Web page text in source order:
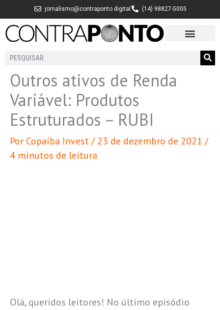
para
jornalismo@contraponto.digital (14) 98827-5005
Pesquisar
Outros ativos de Renda
Variável: Produtos
Estruturados – RUBI
Por Copaíba Invest/23 de dezembro de 2021 /
4 minutos de leitura
Olá, queridos leitores! No último episódio